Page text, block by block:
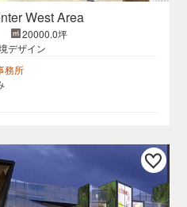
West Area
20000.0坪
デザイン
務所